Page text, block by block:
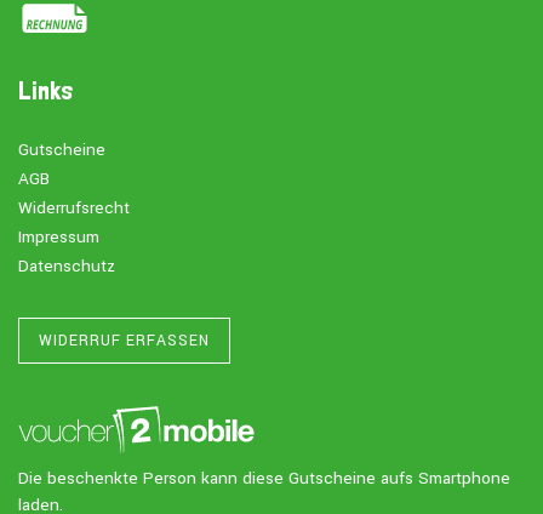
Links
Gutscheine
AGB
Widerrufsrecht
Impressum
Datenschutz
WIDERRUF ERFASSEN
Die beschenkte Person kann diese Gutscheine aufs Smartphone
laden.